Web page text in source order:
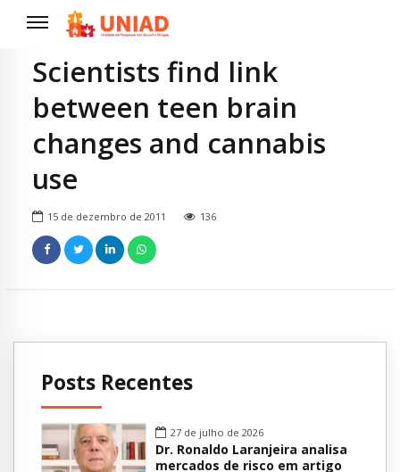
Scientists find link
between teen brain
changes and cannabis
use
15 de dezembro de 2011 136
Posts Recentes
27 de julho de 2026
Dr. Ronaldo Laranjeira analisa
mercados de risco em artigo